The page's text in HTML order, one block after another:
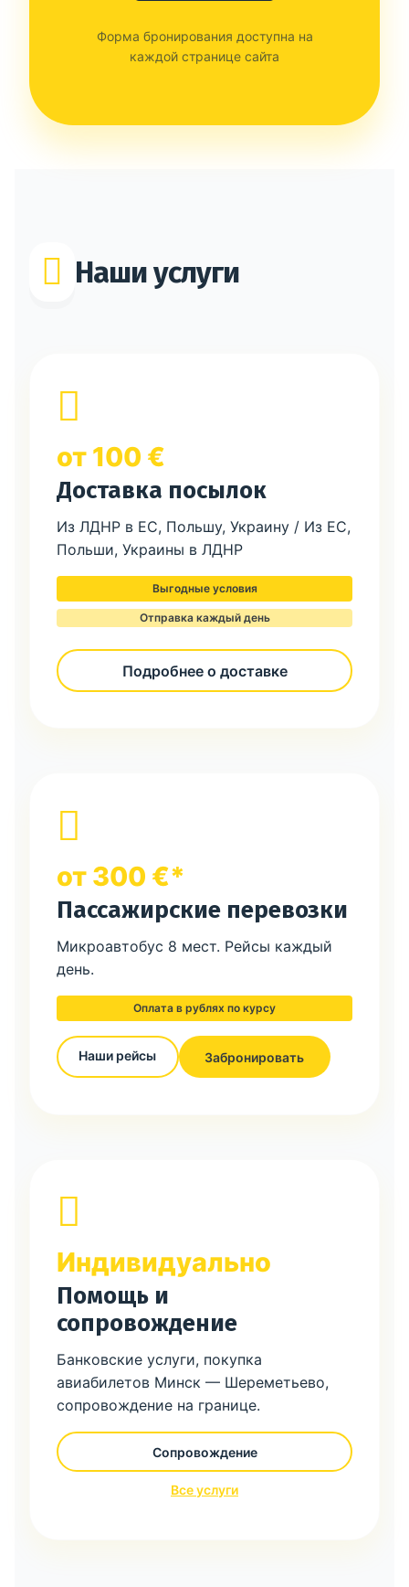
Форма бронирования доступна на
каждой странице сайта
Наши услуги
от 100 €
Доставка посылок
Из ЛДНР в ЕС, Польшу, Украину / Из ЕС,
Польши, Украины в ЛДНР
Выгодные условия
Отправка каждый день
Подробнее о доставке
от 300 €*
Пассажирские перевозки
Микроавтобус 8 мест. Рейсы каждый
день.
Оплата в рублях по курсу
Наши рейсы Забронировать
Индивидуально
Помощь и
сопровождение
Банковские услуги, покупка
авиабилетов Минск — Шереметьево,
сопровождение на границе.
Сопровождение
Все услуги